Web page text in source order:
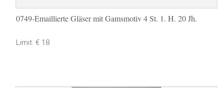
0749-Emaillierte Gläser mit Gamsmotiv 4 St. 1. H. 20 Jh.
Limit: € 18